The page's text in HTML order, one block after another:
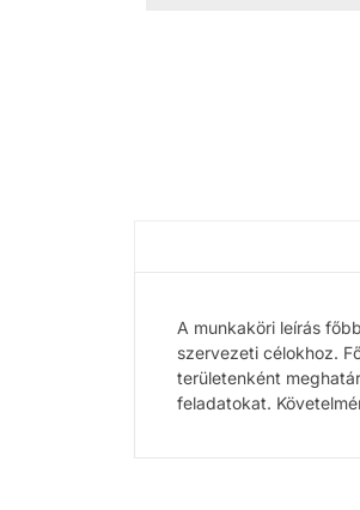
A munkaköri leírás
szervezeti célokhoz.
területenként
feladatokat.